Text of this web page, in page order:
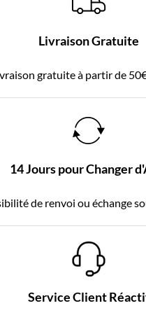
Livraison Gratuite
gratuite à partir de
14 Jours pour Changer
de renvoi ou échange
Service Client